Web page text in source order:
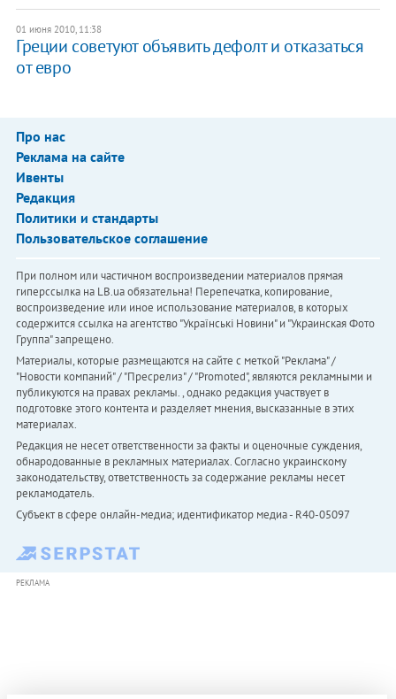
01 июня 2010, 11:38
Греции советуют объявить дефолт и отказаться
от евро
Про нас
Реклама на сайте
Ивенты
Редакция
Политики и стандарты
Пользовательское соглашение
При полном или частичном воспроизведении материалов прямая
гиперссылка на LB.ua обязательна! Перепечатка, копирование,
воспроизведение или иное использование материалов, в которых
содержится ссылка на агентство "Українськi Новини" и "Украинская Фото
Группа" запрещено.
Материалы, которые размещаются на сайте с меткой "Реклама" /
"Новости компаний" / "Пресрелиз" / "Promoted", являются рекламными и
публикуются на правах рекламы. , однако редакция участвует в
подготовке этого контента и разделяет мнения, высказанные в этих
материалах.
Редакция не несет ответственности за факты и оценочные суждения,
обнародованные в рекламных материалах. Согласно украинскому
законодательству, ответственность за содержание рекламы несет
рекламодатель.
Субъект в сфере онлайн-медиа; идентификатор медиа - R40-05097
РЕКЛАМА